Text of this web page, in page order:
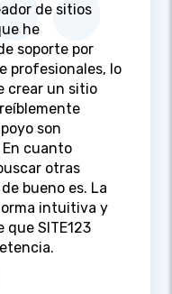
de sitios
he
soporte por
profesionales, lo
crear un sitio
son
cuanto
otras
bueno es. La
intuitiva y
que SITE123